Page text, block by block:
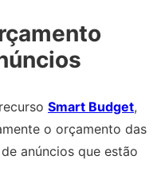
Smart Budget,
o orçamento das
anúncios que estão